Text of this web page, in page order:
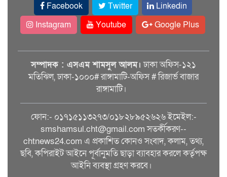
Facebook Twitter
Linkedin
Instagram
Youtube Google Plus
সম্পাদক : এসএম শামসুল আলম। ঢাকা অফিস-১২১
মতিঝিল, ঢাকা-১০০০# রাঙ্গামাটি-অফিস # রিজার্ভ বাজার
রাঙ্গামাটি।
ফোন:- ০১৭১৫১১৩২৭৩/০১৮২৮৯৫২৬২৬ ইমেইল:-
smshamsul.cht@gmail.com সতর্কীকরণ--
chtnews24.com এ প্রকাশিত কোনও সংবাদ, কলাম, তথ্য,
ছবি, কপিরাইট আইনে পূর্বানুমতি ছাড়া ব্যাবহার করলে কর্তৃপক্ষ
আইনি ব্যবস্থা গ্রহণ করবে।